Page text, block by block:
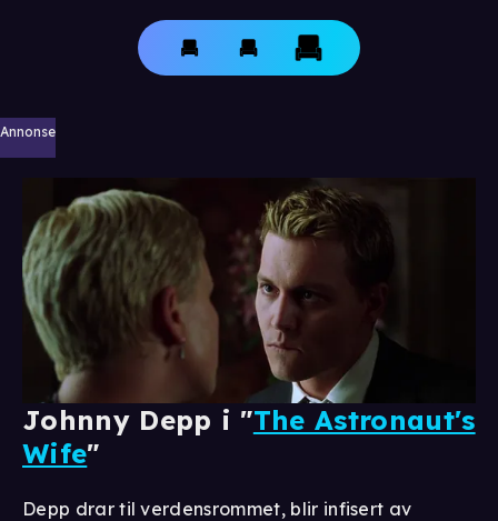
Annonse
Johnny Depp i "The Astronaut's
Wife"
Depp drar til verdensrommet, blir infisert av